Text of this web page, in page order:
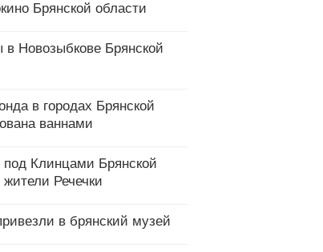
Брянской области
Новозыбкове Брянской
в городах Брянской
ваннами
под Клинцами Брянской
Речечки
в брянский музей